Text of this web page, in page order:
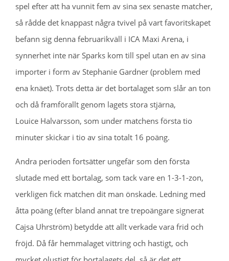
spel efter att ha vunnit fem av sina sex senaste matcher,
så rådde det knappast några tvivel på vart favoritskapet
befann sig denna februarikväll i ICA Maxi Arena, i
synnerhet inte när Sparks kom till spel utan en av sina
importer i form av Stephanie Gardner (problem med
ena knäet). Trots detta är det bortalaget som slår an ton
och då framförallt genom lagets stora stjärna,
Louice Halvarsson, som under matchens första tio
minuter skickar i tio av sina totalt 16 poäng.
Andra perioden fortsätter ungefär som den första
slutade med ett bortalag, som tack vare en 1-3-1-zon,
verkligen fick matchen dit man önskade. Ledning med
åtta poäng (efter bland annat tre trepoängare signerat
Cajsa Uhrström) betydde att allt verkade vara frid och
fröjd. Då får hemmalaget vittring och hastigt, och